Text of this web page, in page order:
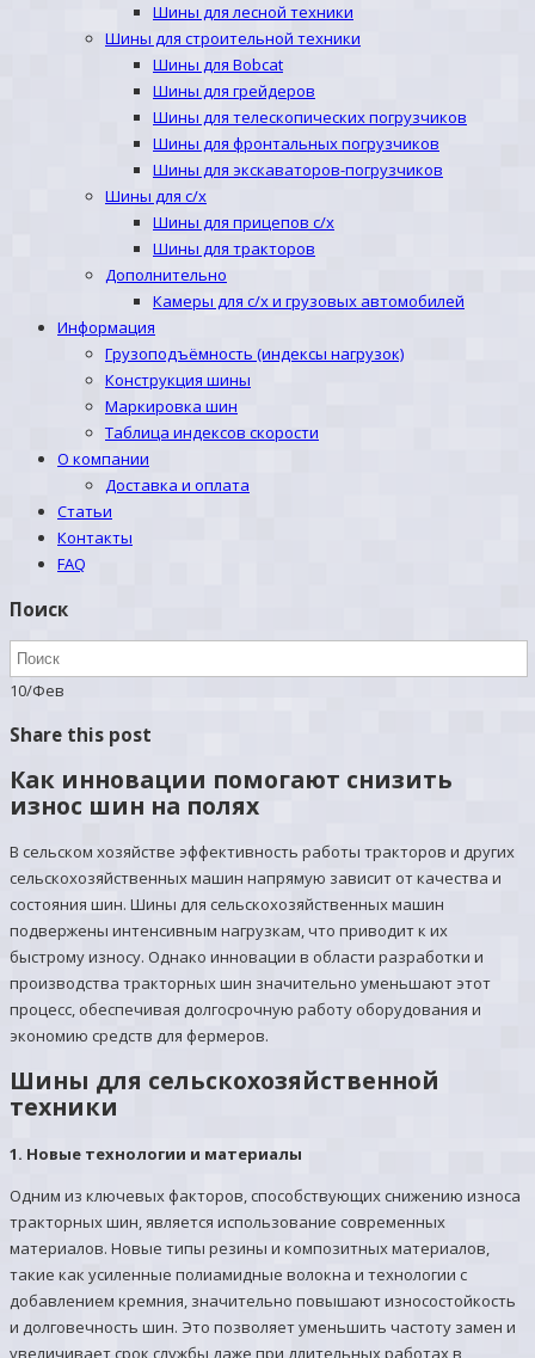
Шины для лесной техники
Шины для строительной техники
Шины для Bobcat
Шины для грейдеров
Шины для телескопических погрузчиков
Шины для фронтальных погрузчиков
Шины для экскаваторов-погрузчиков
Шины для с/х
Шины для прицепов с/х
Шины для тракторов
Дополнительно
Камеры для с/х и грузовых автомобилей
Информация
Грузоподъёмность (индексы нагрузок)
Конструкция шины
Маркировка шин
Таблица индексов скорости
О компании
Доставка и оплата
Статьи
Контакты
FAQ
Поиск
10/Фев
Share this post
Как инновации помогают снизить
износ шин на полях
В сельском хозяйстве эффективность работы тракторов и других
сельскохозяйственных машин напрямую зависит от качества и
состояния шин. Шины для сельскохозяйственных машин
подвержены интенсивным нагрузкам, что приводит к их
быстрому износу. Однако инновации в области разработки и
производства тракторных шин значительно уменьшают этот
процесс, обеспечивая долгосрочную работу оборудования и
экономию средств для фермеров.
Шины для сельскохозяйственной
техники
1. Новые технологии и материалы
Одним из ключевых факторов, способствующих снижению износа
тракторных шин, является использование современных
материалов. Новые типы резины и композитных материалов,
такие как усиленные полиамидные волокна и технологии с
добавлением кремния, значительно повышают износостойкость
и долговечность шин. Это позволяет уменьшить частоту замен и
увеличивает срок службы даже при длительных работах в